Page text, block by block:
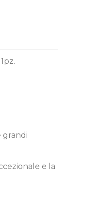
grandi
e la